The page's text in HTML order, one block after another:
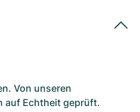
Von unseren
auf Echtheit geprüft.